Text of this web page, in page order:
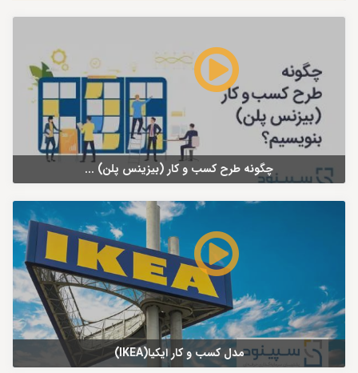
چگونه طرح کسب و کار (بیزینس پلن) ...
مدل کسب و کار ایکیا(IKEA)